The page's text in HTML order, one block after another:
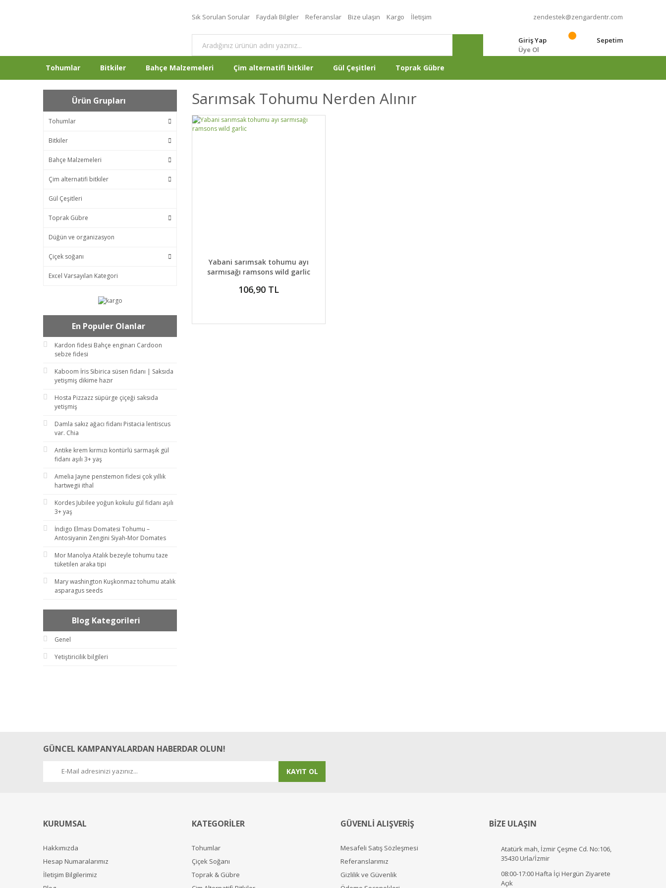
Sık Sorulan Sorular Faydalı Bilgiler Referanslar Bize ulaşın Kargo İletişim zendestek@zengardentr.com
Giriş Yap
Üye Ol
Sepetim
Tohumlar Bitkiler Bahçe Malzemeleri Çim alternatifi bitkiler Gül Çeşitleri Toprak Gübre
Ürün Grupları
Tohumlar
Bitkiler
Bahçe Malzemeleri
Çim alternatifi bitkiler
Gül Çeşitleri
Toprak Gübre
Düğün ve organizasyon
Çiçek soğanı
Excel Varsayılan Kategori
En Populer Olanlar
Kardon fidesi Bahçe enginarı Cardoon
sebze fidesi
Kaboom İris Sibirica süsen fidanı | Saksıda
yetişmiş dikime hazır
Hosta Pizzazz süpürge çiçeği saksıda
yetişmiş
Damla sakız ağacı fidanı Pistacia lentiscus
var. Chia
Antike krem kırmızı kontürlü sarmaşık gül
fidanı aşılı 3+ yaş
Amelia Jayne penstemon fidesi çok yıllık
hartwegii ithal
Kordes Jubilee yoğun kokulu gül fidanı aşılı
3+ yaş
İndigo Elması Domatesi Tohumu –
Antosiyanin Zengini Siyah-Mor Domates
Mor Manolya Atalık bezeyle tohumu taze
tüketilen araka tipi
Mary washington Kuşkonmaz tohumu atalık
asparagus seeds
Blog Kategorileri
Genel
Yetiştiricilik bilgileri
Sarımsak Tohumu Nerden Alınır
DETAYLAR GELİNCE HABER VER
Yabani sarımsak tohumu ayı
sarmısağı ramsons wild garlic
106,90 TL
GÜNCEL KAMPANYALARDAN HABERDAR OLUN!
KAYIT OL
KURUMSAL
Hakkımızda
Hesap Numaralarımız
İletişim Bilgilerimiz
KATEGORİLER
Tohumlar
Çiçek Soğanı
Toprak & Gübre
GÜVENLİ ALIŞVERİŞ
Mesafeli Satış Sözleşmesi
Referanslarımız
Gizlilik ve Güvenlik
BİZE ULAŞIN
Atatürk mah, İzmir Çeşme Cd. No:106,
35430 Urla/İzmir
08:00-17:00 Hafta İçi Hergün Ziyarete
Açık